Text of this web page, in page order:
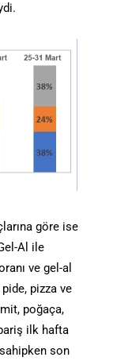
göre ise
Al ile
ve gel-al
pizza ve
poğaça,
ilk hafta
son